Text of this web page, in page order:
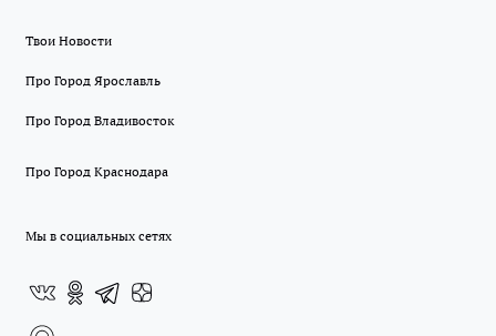
Твои Новости
Про Город Ярославль
Про Город Владивосток
Про Город Краснодара
Мы в социальных сетях